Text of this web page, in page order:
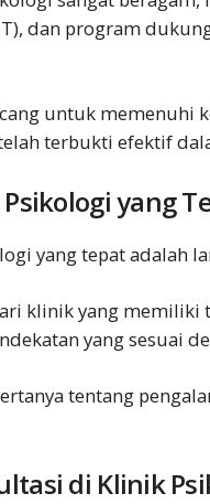
dan program
untuk memenuhi
terbukti efektif
yang
yang tepat adalah
klinik yang memiliki
yang sesuai
tentang
di Klinik